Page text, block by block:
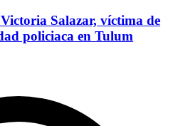
Salazar, víctima de
policiaca en Tulum